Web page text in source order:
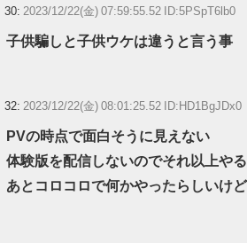
30: 2023/12/22(金) 07:59:55.52 ID:5PSpT6lb0
子供騙しと子供ウケは違うと言う事
32: 2023/12/22(金) 08:01:25.52 ID:HD1BgJDx0
PVの時点で面白そうに見えない
体験版を配信しないのでそれ以上や
あとコロコロで何かやったらしいけ